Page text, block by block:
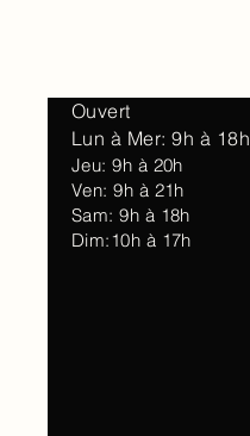
Ouvert
Lun à Mer: 9h à 18h
Jeu: 9h à 20h
Ven: 9h à 21h
Sam: 9h à 18h
Dim:10h à 17h